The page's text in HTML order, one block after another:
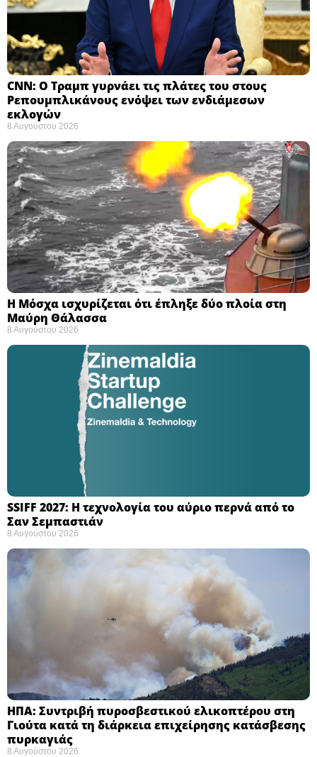
CNN: Ο Τραμπ γυρνάει τις πλάτες του στους
Ρεπουμπλικάνους ενόψει των ενδιάμεσων
εκλογών ​
8 Αυγούστου 2026
Η Μόσχα ισχυρίζεται ότι έπληξε δύο πλοία στη
Μαύρη Θάλασσα ​
8 Αυγούστου 2026
SSIFF 2027: Η τεχνολογία του αύριο περνά από το
Σαν Σεμπαστιάν ​
8 Αυγούστου 2026
ΗΠΑ: Συντριβή πυροσβεστικού ελικοπτέρου στη
Γιούτα κατά τη διάρκεια επιχείρησης κατάσβεσης
πυρκαγιάς ​
8 Αυγούστου 2026